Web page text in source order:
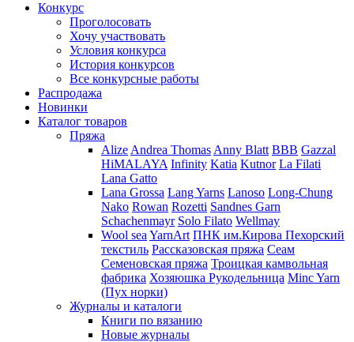
Конкурс
Проголосовать
Хочу участвовать
Условия конкурса
История конкурсов
Все конкурсные работы
Распродажа
Новинки
Каталог товаров
Пряжа
Alize Andrea Thomas Anny Blatt BBB Gazzal
HiMALAYA Infinity Katia Kutnor La Filati
Lana Gatto
Lana Grossa Lang Yarns Lanoso Long-Chung
Nako Rowan Rozetti Sandnes Garn
Schachenmayr Solo Filato Wellmay
Wool sea YarnArt ПНК им.Кирова Пехорский
текстиль Рассказовская пряжа Сеам
Семеновская пряжа Троицкая камвольная
фабрика Хозяюшка Рукодельница Minc Yarn
(Пух норки)
Журналы и каталоги
Книги по вязанию
Новые журналы